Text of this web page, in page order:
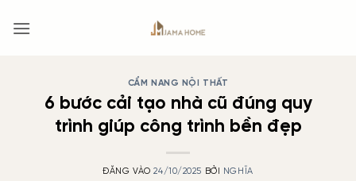
qua
CẨM NANG NỘI THẤT
6 bước cải tạo nhà cũ đúng quy
trình giúp công trình bền đẹp
ĐĂNG VÀO24/10/2025 BỞI NGHĨA